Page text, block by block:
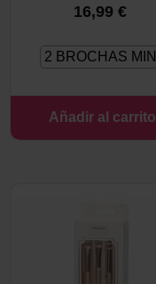
16,99 €
2 BROCHAS MINI
Añadir al carrito